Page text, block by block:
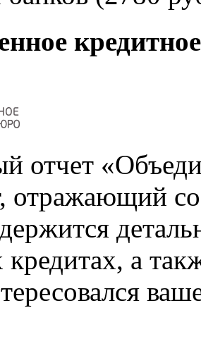
отчет
отражающий
а